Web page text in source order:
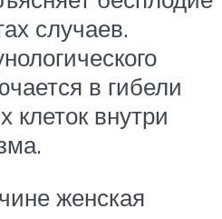
случаев.
в гибели
клеток внутри
женская